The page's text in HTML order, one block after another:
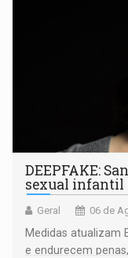
DEEPFAKE:
sexual infantil
Geral 06 de
Medidas atualizam
e endurecem